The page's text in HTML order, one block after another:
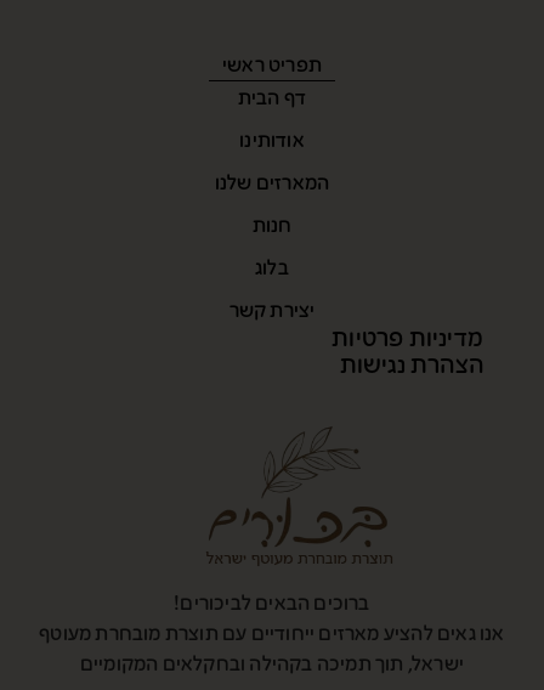
ברוכים הבאים לביכורים!
אנו גאים להציע מארזים ייחודיים עם תוצרת מובחרת מעוטף
ישראל, תוך תמיכה בקהילה ובחקלאים המקומיים
תפריט ראשי
דף הבית
אודותינו
המארזים שלנו
חנות
בלוג
יצירת קשר
מדיניות פרטיות
הצהרת נגישות